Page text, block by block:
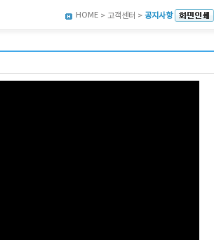
HOME > 고객센터 > 공지사항